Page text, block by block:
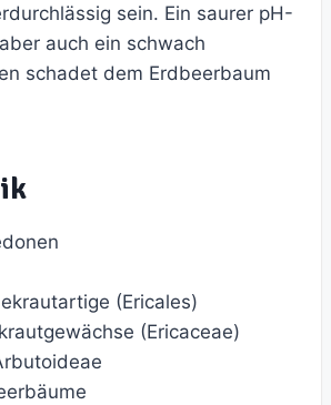
sein. Ein saurer pH-
auch ein schwach
schadet dem Erdbeerbaum
(Ericales)
(Ericaceae)